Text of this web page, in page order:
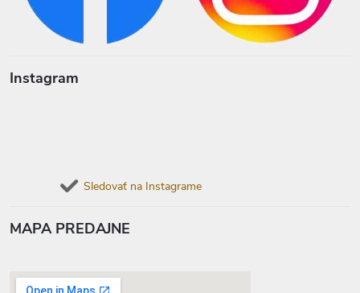
Instagram
Sledovať na Instagrame
MAPA PREDAJNE